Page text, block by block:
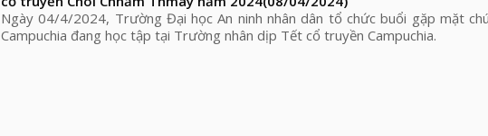
Ngày 04/4/2024, Trường Đại học An ninh nhân dân tổ chức buổi gặp mặt
Campuchia đang học tập tại Trường nhân dịp Tết cổ truyền Campuchia.